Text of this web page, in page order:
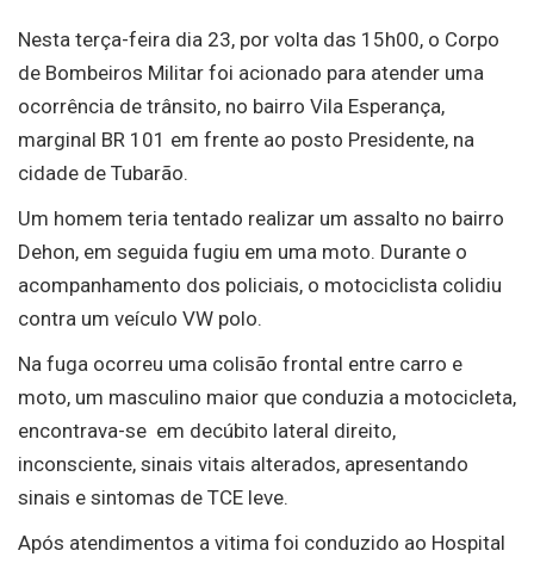
Nesta terça-feira dia 23, por volta das 15h00, o Corpo
de Bombeiros Militar foi acionado para atender uma
ocorrência de trânsito, no bairro Vila Esperança,
marginal BR 101 em frente ao posto Presidente, na
cidade de Tubarão.
Um homem teria tentado realizar um assalto no bairro
Dehon, em seguida fugiu em uma moto. Durante o
acompanhamento dos policiais, o motociclista colidiu
contra um veículo VW polo.
Na fuga ocorreu uma colisão frontal entre carro e
moto, um masculino maior que conduzia a motocicleta,
encontrava-se em decúbito lateral direito,
inconsciente, sinais vitais alterados, apresentando
sinais e sintomas de TCE leve.
Após atendimentos a vitima foi conduzido ao Hospital